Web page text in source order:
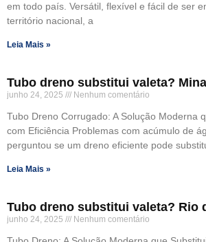
em todo país. Versátil, flexível e fácil de ser
território nacional, a
Leia Mais »
Tubo dreno substitui valeta?
junho 24, 2025 Nenhum comentário
Tubo Dreno Corrugado: A Solução Moderna
com Eficiência Problemas com acúmulo de
perguntou se um dreno eficiente pode
Leia Mais »
Tubo dreno substitui valeta? Rio
junho 24, 2025 Nenhum comentário